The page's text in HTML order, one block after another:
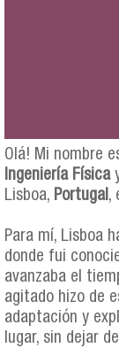
Olá! Mi nombre
Ingeniería Física
Lisboa, Portugal ,
Para mí, Lisboa
donde fui
avanzaba el
agitado hizo de
adaptación y
lugar, sin dejar